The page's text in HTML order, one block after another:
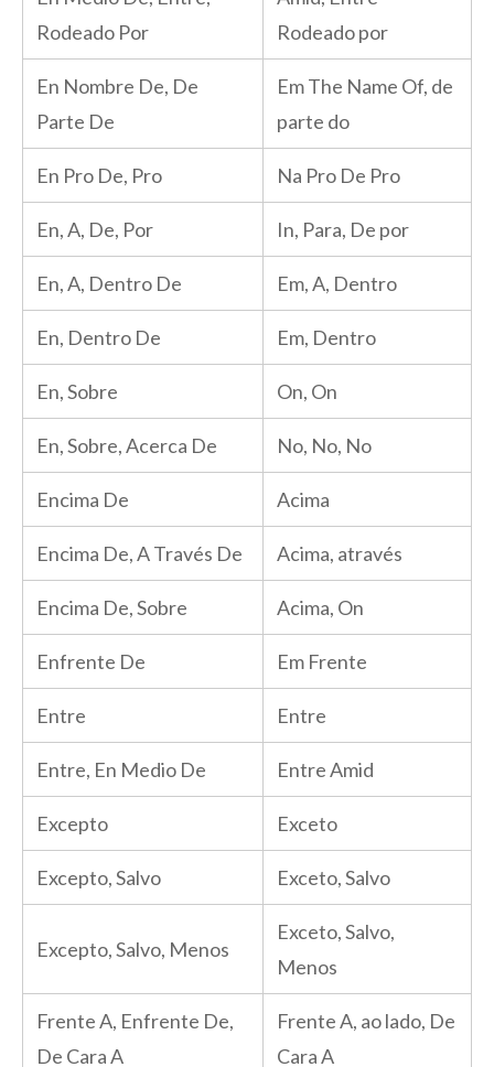
Rodeado Por
Rodeado por
En Nombre De, De
Parte De
Em The Name Of, de
parte do
En Pro De, Pro Na Pro De Pro
En, A, De, Por In, Para, De por
En, A, Dentro De Em, A, Dentro
En, Dentro De Em, Dentro
En, Sobre On, On
En, Sobre, Acerca De No, No, No
Encima De Acima
Encima De, A Través De Acima, através
Encima De, Sobre Acima, On
Enfrente De Em Frente
Entre Entre
Entre, En Medio De Entre Amid
Excepto Exceto
Excepto, Salvo Exceto, Salvo
Excepto, Salvo, Menos
Exceto, Salvo,
Menos
Frente A, Enfrente De,
De Cara A
Frente A, ao lado, De
Cara A